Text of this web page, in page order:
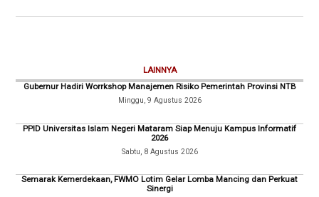
LAINNYA
Gubernur Hadiri Worrkshop Manajemen Risiko Pemerintah Provinsi NTB
Minggu, 9 Agustus 2026
PPID Universitas Islam Negeri Mataram Siap Menuju Kampus Informatif
2026
Sabtu, 8 Agustus 2026
Semarak Kemerdekaan, FWMO Lotim Gelar Lomba Mancing dan Perkuat
Sinergi